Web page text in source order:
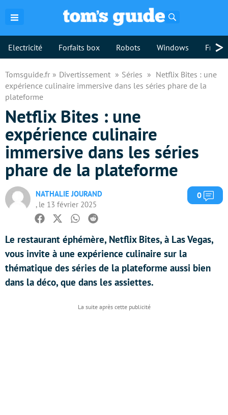
Electricité Forfaits box Robots Windows >
Tomsguide.fr Divertissement Séries
Netflix Bites : une
expérience culinaire immersive dans les séries phare de la
plateforme
Netflix Bites : une
expérience culinaire
immersive dans les séries
phare de la plateforme
NATHALIE JOURAND
, le 13 février 2025
0
Facebook
TwitterWhatsapp
Reddit
Le restaurant éphémère, Netflix Bites, à Las Vegas,
vous invite à une expérience culinaire sur la
thématique des séries de la plateforme aussi bien
dans la déco, que dans les assiettes.